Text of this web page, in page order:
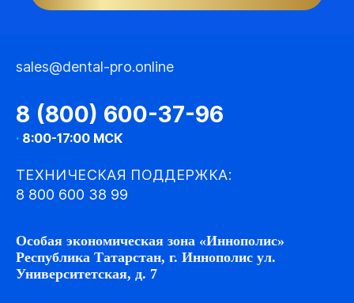
sales@dental-pro.online
8 (800) 600-37-96
· 8:00-17:00 МСК
ТЕХНИЧЕСКАЯ ПОДДЕРЖКА:
8 800 600 38 99
Особая экономическая зона «Иннополис»
Республика Татарстан, г. Иннополис ул.
Университетская, д. 7